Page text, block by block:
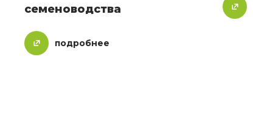
семеноводства
подробнее